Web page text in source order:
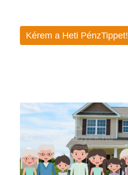
Kérem a Heti PénzTippet!